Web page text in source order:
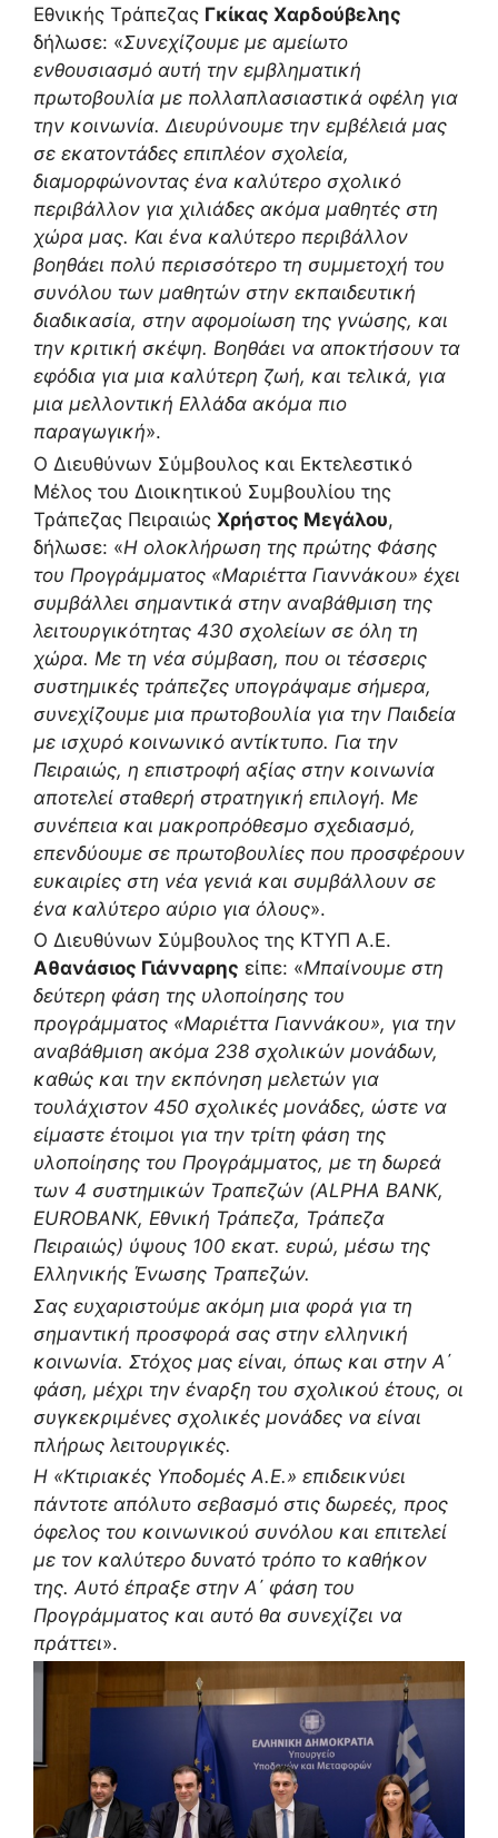
Εθνικής Τράπεζας Γκίκας Χαρδούβελης
δήλωσε: «Συνεχίζουμε με αμείωτο
ενθουσιασμό αυτή την εμβληματική
πρωτοβουλία με πολλαπλασιαστικά οφέλη για
την κοινωνία. Διευρύνουμε την εμβέλειά μας
σε εκατοντάδες επιπλέον σχολεία,
διαμορφώνοντας ένα καλύτερο σχολικό
περιβάλλον για χιλιάδες ακόμα μαθητές στη
χώρα μας. Και ένα καλύτερο περιβάλλον
βοηθάει πολύ περισσότερο τη συμμετοχή του
συνόλου των μαθητών στην εκπαιδευτική
διαδικασία, στην αφομοίωση της γνώσης, και
την κριτική σκέψη. Βοηθάει να αποκτήσουν τα
εφόδια για μια καλύτερη ζωή, και τελικά, για
μια μελλοντική Ελλάδα ακόμα πιο
παραγωγική».
Ο Διευθύνων Σύμβουλος και Εκτελεστικό
Μέλος του Διοικητικού Συμβουλίου της
Τράπεζας Πειραιώς Χρήστος Μεγάλου,
δήλωσε: «Η ολοκλήρωση της πρώτης Φάσης
του Προγράμματος «Μαριέττα Γιαννάκου» έχει
συμβάλλει σημαντικά στην αναβάθμιση της
λειτουργικότητας 430 σχολείων σε όλη τη
χώρα. Με τη νέα σύμβαση, που οι τέσσερις
συστημικές τράπεζες υπογράψαμε σήμερα,
συνεχίζουμε μια πρωτοβουλία για την Παιδεία
με ισχυρό κοινωνικό αντίκτυπο. Για την
Πειραιώς, η επιστροφή αξίας στην κοινωνία
αποτελεί σταθερή στρατηγική επιλογή. Με
συνέπεια και μακροπρόθεσμο σχεδιασμό,
επενδύουμε σε πρωτοβουλίες που προσφέρουν
ευκαιρίες στη νέα γενιά και συμβάλλουν σε
ένα καλύτερο αύριο για όλους».
Ο Διευθύνων Σύμβουλος της ΚΤΥΠ Α.Ε.
Αθανάσιος Γιάνναρης είπε: «Μπαίνουμε στη
δεύτερη φάση της υλοποίησης του
προγράμματος «Μαριέττα Γιαννάκου», για την
αναβάθμιση ακόμα 238 σχολικών μονάδων,
καθώς και την εκπόνηση μελετών για
τουλάχιστον 450 σχολικές μονάδες, ώστε να
είμαστε έτοιμοι για την τρίτη φάση της
υλοποίησης του Προγράμματος, με τη δωρεά
των 4 συστημικών Τραπεζών (ALPHA BANK,
EUROBANK, Εθνική Τράπεζα, Τράπεζα
Πειραιώς) ύψους 100 εκατ. ευρώ, μέσω της
Ελληνικής Ένωσης Τραπεζών.
Σας ευχαριστούμε ακόμη μια φορά για τη
σημαντική προσφορά σας στην ελληνική
κοινωνία. Στόχος μας είναι, όπως και στην Α΄
φάση, μέχρι την έναρξη του σχολικού έτους, οι
συγκεκριμένες σχολικές μονάδες να είναι
πλήρως λειτουργικές.
Η «Κτιριακές Υποδομές Α.Ε.» επιδεικνύει
πάντοτε απόλυτο σεβασμό στις δωρεές, προς
όφελος του κοινωνικού συνόλου και επιτελεί
με τον καλύτερο δυνατό τρόπο το καθήκον
της. Αυτό έπραξε στην Α΄ φάση του
Προγράμματος και αυτό θα συνεχίζει να
πράττει».